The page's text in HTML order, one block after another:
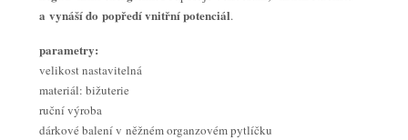
a vynáší do popředí vnitřní potenciál.
parametry:
velikost nastavitelná
materiál: bižuterie
ruční výroba
dárkové balení v něžném organzovém pytlíčku